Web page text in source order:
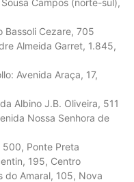
Bassoli Cezare, 705
Almeida Garret, 1.845,
Avenida Araça, 17,
Albino J.B. Oliveira, 511
Nossa Senhora de
500, Ponte Preta
195, Centro
do Amaral, 105, Nova